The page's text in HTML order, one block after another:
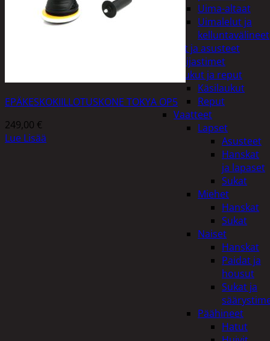
Uima-altaat
Uimalelut ja
kelluntavälineet
Vaatteet ja asusteet
Heijastimet
Laukut ja reput
Käsilaukut
Reput
Vaatteet
Lapset
Asusteet
Hanskat
ja lapaset
Sukat
Miehet
Hanskat
Sukat
Naiset
Hanskat
Paidat ja
housut
Sukat ja
Päähineet
Hatut
EPÄKESKOKIILLOTUSKONE TOKYA OP5
249,00 €
Lue Lisää